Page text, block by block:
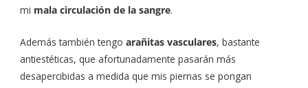
mi mala circulación de la sangre.
Además también tengoarañitas vasculares, bastante
antiestéticas, que afortunadamente pasarán más
desapercibidas a medida que mis piernas se pongan